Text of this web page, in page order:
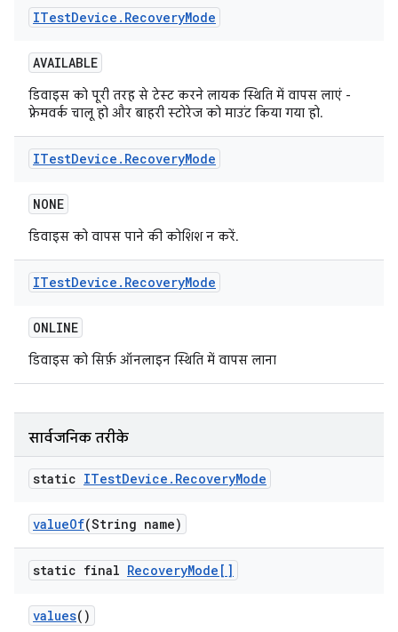
ITestDevice . RecoveryMode
AVAILABLE
डिवाइस को पूरी तरह से टेस्ट करने लायक स्थिति में वापस लाएं -
फ़्रेमवर्क चालू हो और बाहरी स्टोरेज को माउंट किया गया हो.
ITestDevice . RecoveryMode
NONE
डिवाइस को वापस पाने की कोशिश न करें.
ITestDevice . RecoveryMode
ONLINE
डिवाइस को सिर्फ़ ऑनलाइन स्थिति में वापस लाना
सार्वजनिक तरीके
static ITestDevice . RecoveryMode
valueOf(String name)
static final RecoveryMode[]
values()